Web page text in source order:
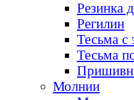
Резинка
Регилин
Тесьма с
Тесьма
Молнии